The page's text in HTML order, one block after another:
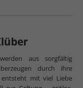
aus sorgfältig
durch ihre
entsteht mit viel Liebe